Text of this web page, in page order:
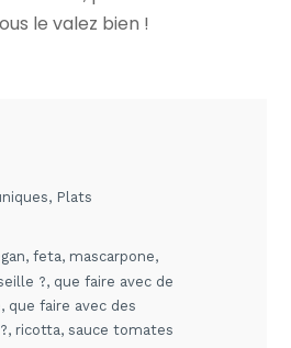
le valez bien !
, Plats
,feta, mascarpone,
?, que faire avec de
, que faire avec des
, ricotta,sauce tomates